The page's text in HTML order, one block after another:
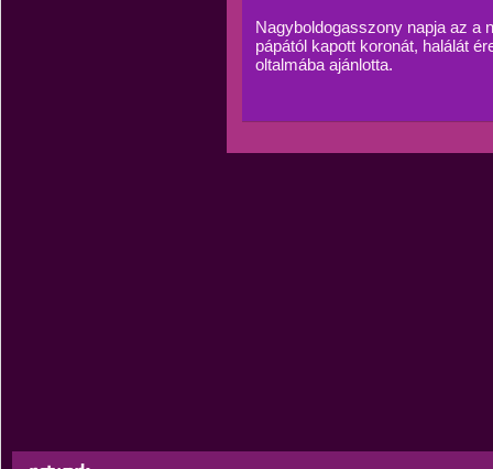
Nagyboldogasszony napja az a
pápától kapott koronát, halálát
oltalmába ajánlotta.